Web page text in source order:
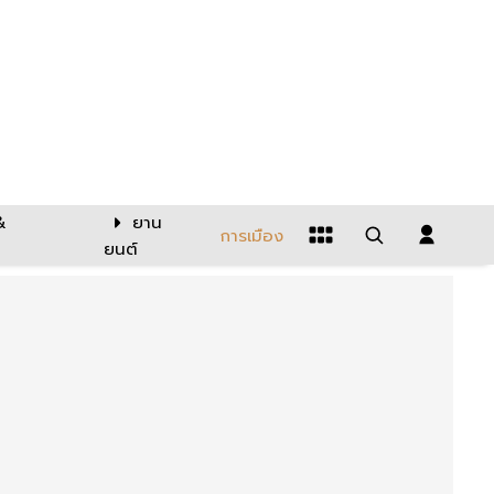
ยาน
ยนต์
การเมือง